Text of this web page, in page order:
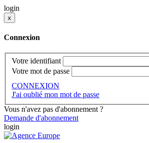
login
x
Connexion
Votre identifiant
Votre mot de passe
CONNEXION
J'ai oublié mon mot de passe
Vous n'avez pas d'abonnement ?
Demande d'abonnement
login